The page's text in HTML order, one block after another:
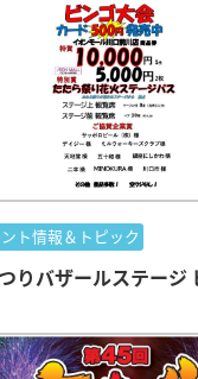
ト情報＆トピック
りバザールステージ